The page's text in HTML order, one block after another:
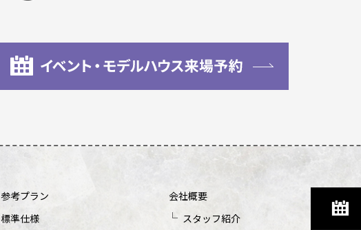
参考プラン
標準仕様
会社概要
スタッフ紹介